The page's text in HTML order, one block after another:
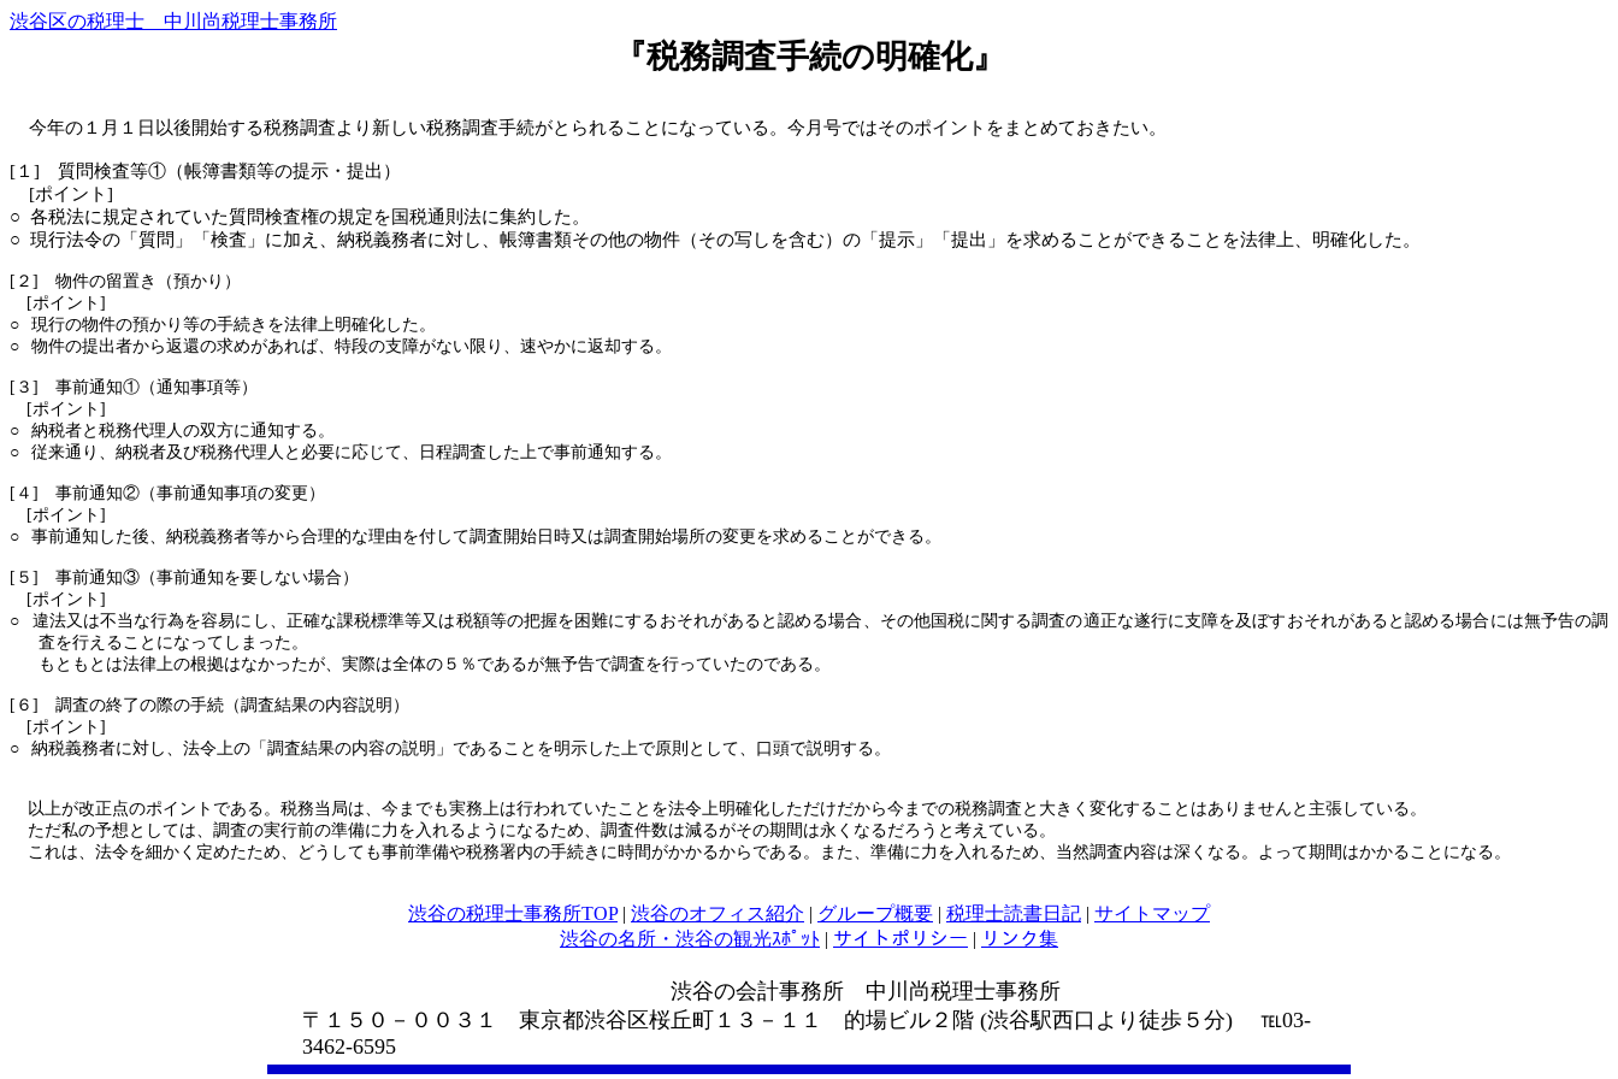
渋谷区の税理士 中川尚税理士事務所
『税務調査手続の明確化』
今年の１月１日以後開始する税務調査より新しい税務調査手続がとられることになっている。今月号ではそのポイントをまとめておきたい。
[１] 質問検査等①（帳簿書類等の提示・提出）
[ポイント]
○ 各税法に規定されていた質問検査権の規定を国税通則法に集約した。
○ 現行法令の「質問」「検査」に加え、納税義務者に対し、帳簿書類その他の物件（その写しを含む）の「提示」「提出」を求めることができることを法律上、明確化した。
[２] 物件の留置き（預かり）
[ポイント]
○
現行の物件の預かり等の手続きを法律上明確化した。
○
物件の提出者から返還の求めがあれば、特段の支障がない限り、速やかに返却する。
[３] 事前通知①（通知事項等）
[ポイント]
○
納税者と税務代理人の双方に通知する。
○
従来通り、納税者及び税務代理人と必要に応じて、日程調査した上で事前通知する。
[４] 事前通知②（事前通知事項の変更）
[ポイント]
○
事前通知した後、納税義務者等から合理的な理由を付して調査開始日時又は調査開始場所の変更を求めることができる。
[５] 事前通知③（事前通知を要しない場合）
[ポイント]
○
違法又は不当な行為を容易にし、正確な課税標準等又は税額等の把握を困難にするおそれがあると認める場合、その他国税に関する調査の適正な遂行に支障を及ぼすおそれがあると認める場合には無予告の調
査を行えることになってしまった。
もともとは法律上の根拠はなかったが、実際は全体の５％であるが無予告で調査を行っていたのである。
[６] 調査の終了の際の手続（調査結果の内容説明）
[ポイント]
○
納税義務者に対し、法令上の「調査結果の内容の説明」であることを明示した上で原則として、口頭で説明する。
以上が改正点のポイントである。税務当局は、今までも実務上は行われていたことを法令上明確化しただけだから今までの税務調査と大きく変化することはありませんと主張している。
ただ私の予想としては、調査の実行前の準備に力を入れるようになるため、調査件数は減るがその期間は永くなるだろうと考えている。
これは、法令を細かく定めたため、どうしても事前準備や税務署内の手続きに時間がかかるからである。また、準備に力を入れるため、当然調査内容は深くなる。よって期間はかかることになる。
渋谷の税理士事務所TOP| 渋谷のオフィス紹介 | グループ概要 | 税理士読書日記 | サイトマップ
渋谷の名所・渋谷の観光ｽﾎﾟｯﾄ | サイトポリシー | リンク集
渋谷の会計事務所 中川尚税理士事務所
〒１５０－００３１ 東京都渋谷区桜丘町１３－１１ 的場ビル２階 (渋谷駅西口より徒歩５分) ℡03-
3462-6595